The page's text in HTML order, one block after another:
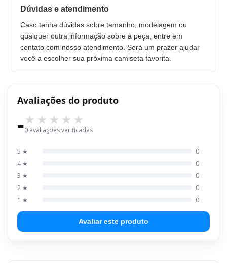
Dúvidas e atendimento
Caso tenha dúvidas sobre tamanho, modelagem ou
qualquer outra informação sobre a peça, entre em
contato com nosso atendimento. Será um prazer ajudar
você a escolher sua próxima camiseta favorita.
Avaliações do produto
-0 avaliações verificadas
5 ★
0
4 ★
0
3 ★
0
2 ★
0
1 ★
0
Avaliar este produto